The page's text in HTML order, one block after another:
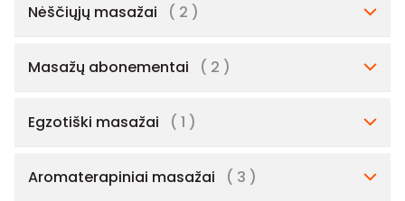
Nėščiųjų masažai ( 2 )
Masažų abonementai ( 2 )
Egzotiški masažai ( 1 )
Aromaterapiniai masažai ( 3 )